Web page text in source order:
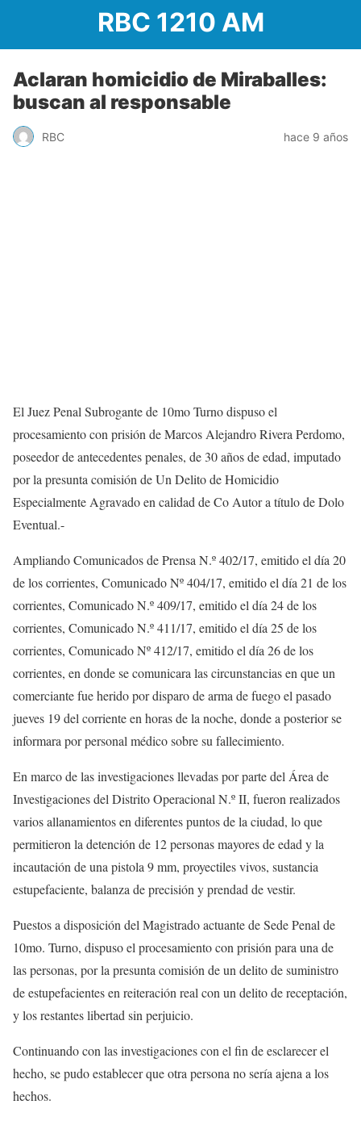
RBC 1210 AM
Aclaran homicidio de Miraballes:
buscan al responsable
RBC hace 9 años
El Juez Penal Subrogante de 10mo Turno dispuso el
procesamiento con prisión de Marcos Alejandro Rivera Perdomo,
poseedor de antecedentes penales, de 30 años de edad, imputado
por la presunta comisión de Un Delito de Homicidio
Especialmente Agravado en calidad de Co Autor a título de Dolo
Eventual.-
Ampliando Comunicados de Prensa N.º 402/17, emitido el día 20
de los corrientes, Comunicado Nº 404/17, emitido el día 21 de los
corrientes, Comunicado N.º 409/17, emitido el día 24 de los
corrientes, Comunicado N.º 411/17, emitido el día 25 de los
corrientes, Comunicado Nº 412/17, emitido el día 26 de los
corrientes, en donde se comunicara las circunstancias en que un
comerciante fue herido por disparo de arma de fuego el pasado
jueves 19 del corriente en horas de la noche, donde a posterior se
informara por personal médico sobre su fallecimiento.
En marco de las investigaciones llevadas por parte del Área de
Investigaciones del Distrito Operacional N.º II, fueron realizados
varios allanamientos en diferentes puntos de la ciudad, lo que
permitieron la detención de 12 personas mayores de edad y la
incautación de una pistola 9 mm, proyectiles vivos, sustancia
estupefaciente, balanza de precisión y prendad de vestir.
Puestos a disposición del Magistrado actuante de Sede Penal de
10mo. Turno, dispuso el procesamiento con prisión para una de
las personas, por la presunta comisión de un delito de suministro
de estupefacientes en reiteración real con un delito de receptación,
y los restantes libertad sin perjuicio.
Continuando con las investigaciones con el fin de esclarecer el
hecho, se pudo establecer que otra persona no sería ajena a los
hechos.